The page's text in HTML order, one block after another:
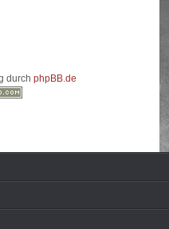
durch phpBB.de